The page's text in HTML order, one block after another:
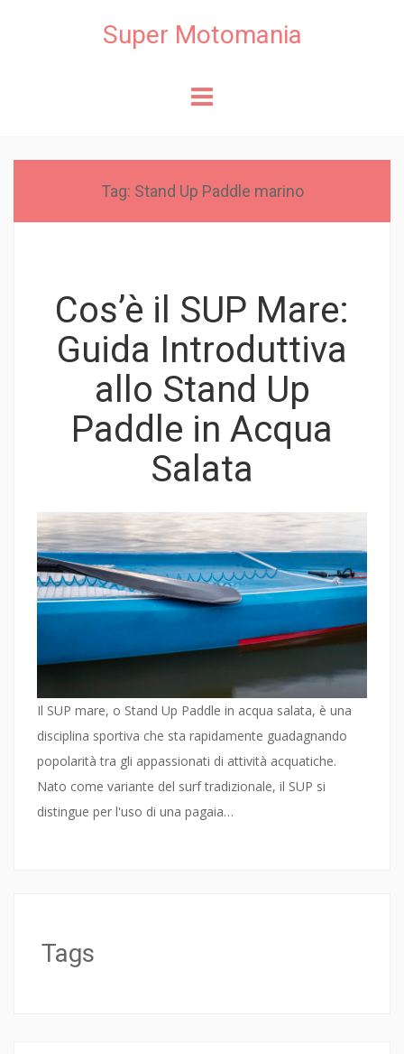
Super Motomania
Tag: Stand Up Paddle marino
Cos’è il SUP Mare:
Guida Introduttiva
allo Stand Up
Paddle in Acqua
Salata
Il SUP mare, o Stand Up Paddle in acqua salata, è una
disciplina sportiva che sta rapidamente guadagnando
popolarità tra gli appassionati di attività acquatiche.
Nato come variante del surf tradizionale, il SUP si
distingue per l'uso di una pagaia…
Tags